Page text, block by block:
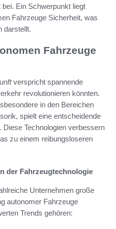
Ein Schwerpunkt liegt
Fahrzeuge Sicherheit, was
darstellt.
Fahrzeuge
verspricht spannende
revolutionieren könnten.
in den Bereichen
spielt eine entscheidende
Diese Technologien verbessern
zu einem reibungsloseren
der Fahrzeugtechnologie
Unternehmen große
autonomer Fahrzeuge
Trends gehören: